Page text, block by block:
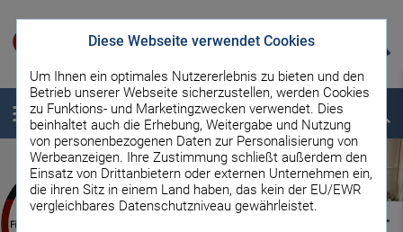
Diese Webseite verwendet Cookies
Um Ihnen ein optimales Nutzererlebnis zu bieten und den
Betrieb unserer Webseite sicherzustellen, werden Cookies
zu Funktions- und Marketingzwecken verwendet. Dies
beinhaltet auch die Erhebung, Weitergabe und Nutzung
von personenbezogenen Daten zur Personalisierung von
Werbeanzeigen. Ihre Zustimmung schließt außerdem den
Einsatz von Drittanbietern oder externen Unternehmen ein,
die ihren Sitz in einem Land haben, das kein der EU/EWR
vergleichbares Datenschutzniveau gewährleistet.
Menü Suche